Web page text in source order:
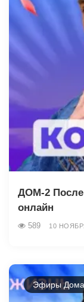
ДОМ-2 После
онлайн
589 10
Эфиры